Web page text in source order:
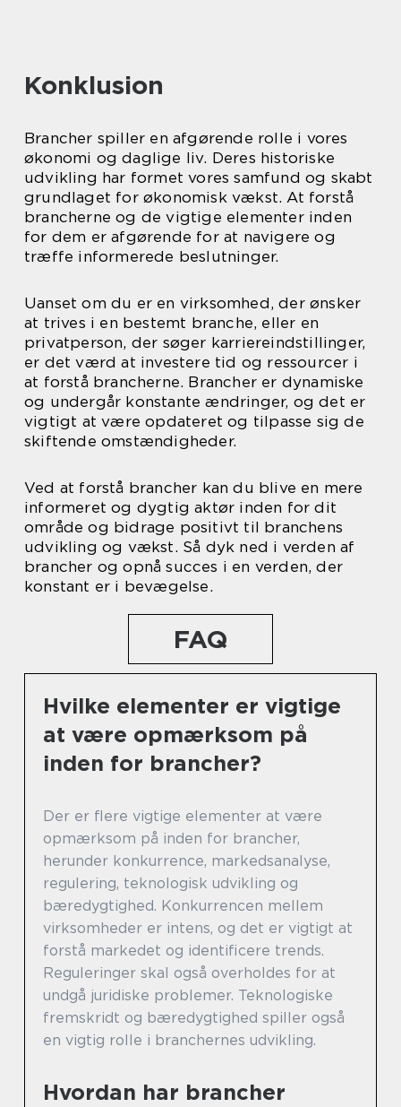
Konklusion
Brancher spiller en afgørende rolle i vores
økonomi og daglige liv. Deres historiske
udvikling har formet vores samfund og skabt
grundlaget for økonomisk vækst. At forstå
brancherne og de vigtige elementer inden
for dem er afgørende for at navigere og
træffe informerede beslutninger.
Uanset om du er en virksomhed, der ønsker
at trives i en bestemt branche, eller en
privatperson, der søger karriereindstillinger,
er det værd at investere tid og ressourcer i
at forstå brancherne. Brancher er dynamiske
og undergår konstante ændringer, og det er
vigtigt at være opdateret og tilpasse sig de
skiftende omstændigheder.
Ved at forstå brancher kan du blive en mere
informeret og dygtig aktør inden for dit
område og bidrage positivt til branchens
udvikling og vækst. Så dyk ned i verden af
brancher og opnå succes i en verden, der
konstant er i bevægelse.
FAQ
Hvilke elementer er vigtige
at være opmærksom på
inden for brancher?
Der er flere vigtige elementer at være
opmærksom på inden for brancher,
herunder konkurrence, markedsanalyse,
regulering, teknologisk udvikling og
bæredygtighed. Konkurrencen mellem
virksomheder er intens, og det er vigtigt at
forstå markedet og identificere trends.
Reguleringer skal også overholdes for at
undgå juridiske problemer. Teknologiske
fremskridt og bæredygtighed spiller også
en vigtig rolle i branchernes udvikling.
Hvordan har brancher